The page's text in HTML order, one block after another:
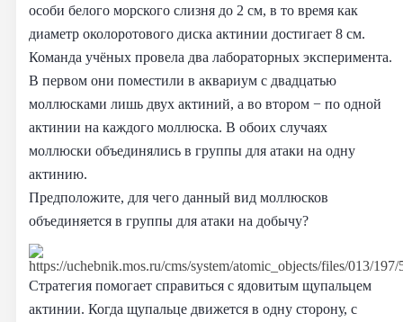
особи белого морского слизня до 2 см, в то время как
диаметр околоротового диска актинии достигает 8 см.
Команда учёных провела два лабораторных эксперимента.
В первом они поместили в аквариум с двадцатью
моллюсками лишь двух актиний, а во втором − по одной
актинии на каждого моллюска. В обоих случаях
моллюски объединялись в группы для атаки на одну
актинию.
Предположите, для чего данный вид моллюсков
объединяется в группы для атаки на добычу?
Стратегия помогает справиться с ядовитым щупальцем
актинии. Когда щупальце движется в одну сторону, с